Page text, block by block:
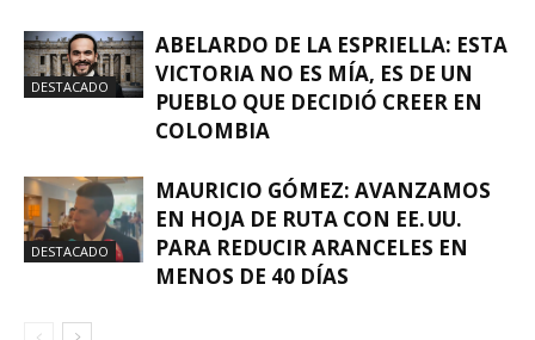
DESTACADO
ABELARDO DE LA ESPRIELLA: ESTA
VICTORIA NO ES MÍA, ES DE UN
PUEBLO QUE DECIDIÓ CREER EN
COLOMBIA
DESTACADO
MAURICIO GÓMEZ: AVANZAMOS
EN HOJA DE RUTA CON EE. UU.
PARA REDUCIR ARANCELES EN
MENOS DE 40 DÍAS